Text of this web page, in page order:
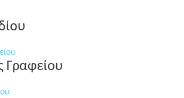
Γραφείου